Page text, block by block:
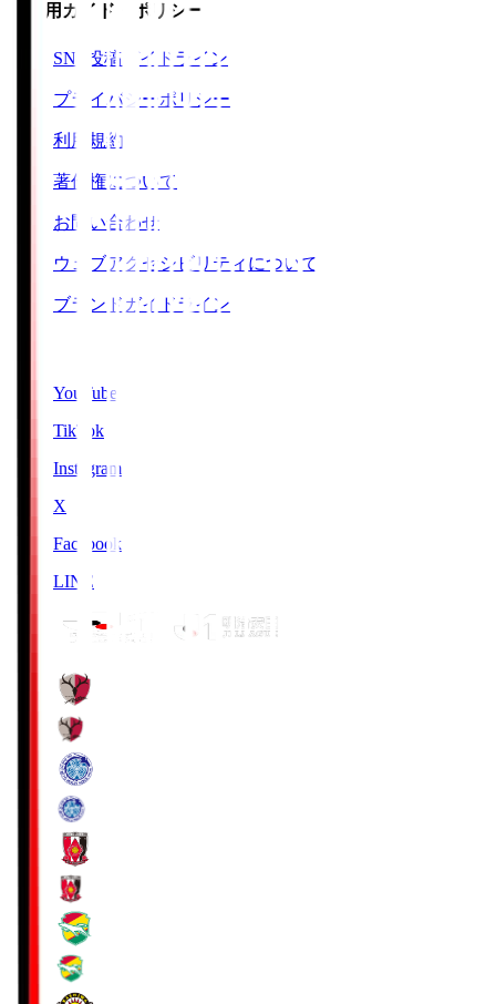
ご利用ガイド・ポリシー
SNS投稿ガイドライン
プライバシーポリシー
利用規約
著作権について
お問い合わせ
ウェブアクセシビリティについて
ブランドガイドライン
YouTube
TikTok
Instagram
X
Facebook
LINE